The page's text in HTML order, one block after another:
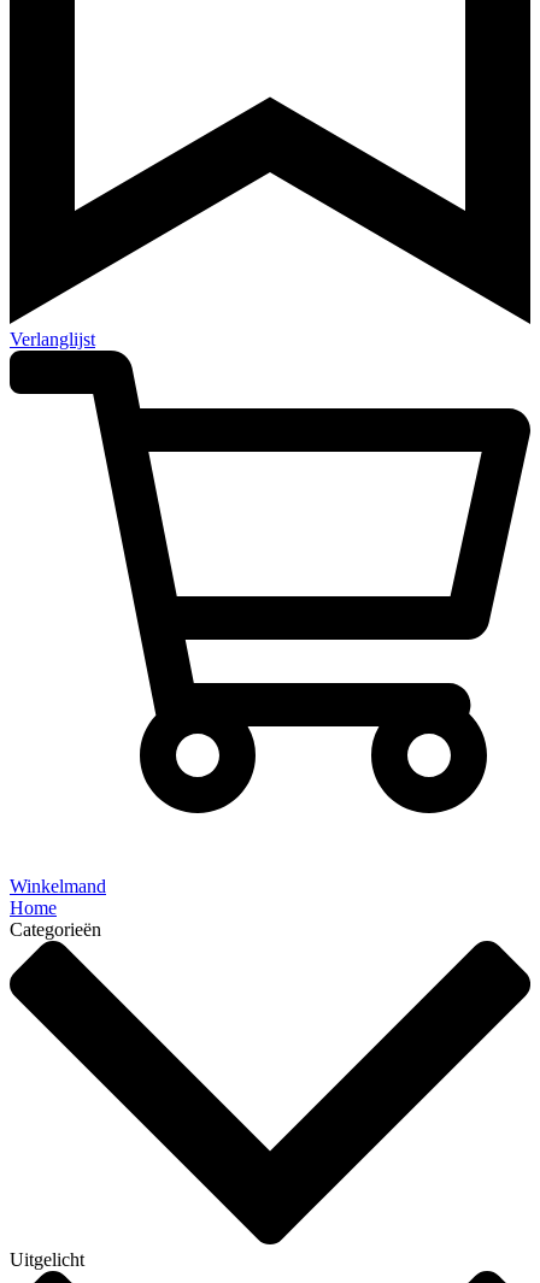
Verlanglijst
Winkelmand
Home
Categorieën
Uitgelicht